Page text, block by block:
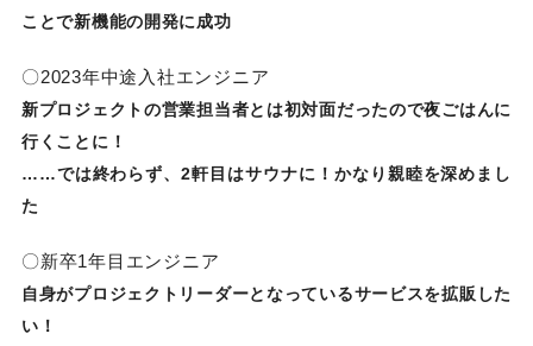
ことで新機能の開発に成功
〇2023年中途入社エンジニア
新プロジェクトの営業担当者とは初対面だったので夜ごはんに
行くことに！
……では終わらず、2軒目はサウナに！かなり親睦を深めまし
た
〇新卒1年目エンジニア
自身がプロジェクトリーダーとなっているサービスを拡販した
い！